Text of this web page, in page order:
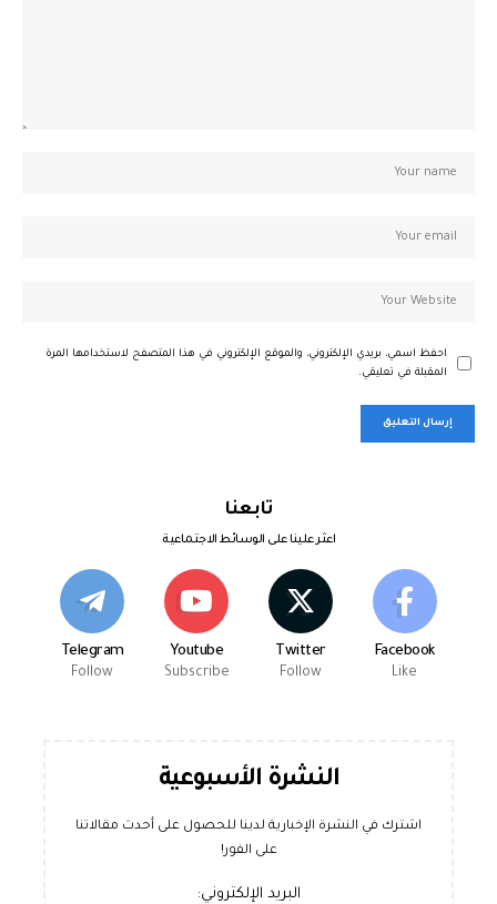
احفظ اسمي، بريدي الإلكتروني، والموقع الإلكتروني في هذا المتصفح لاستخدامها المرة
المقبلة في تعليقي.
تابعنا
اعثر علينا على الوسائط الاجتماعية
Facebook
Like
Twitter
Follow
Youtube
Subscribe
Telegram
Follow
النشرة الأسبوعية
اشترك في النشرة الإخبارية لدينا للحصول على أحدث مقالاتنا
على الفور!
البريد الإلكتروني: